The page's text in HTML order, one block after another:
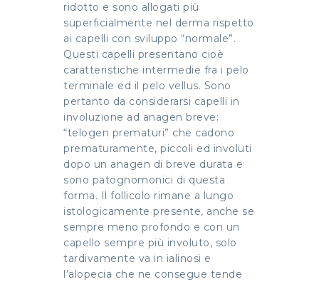
ridotto e sono allogati più
superficialmente nel derma rispetto
ai capelli con sviluppo “normale”.
Questi capelli presentano cioè
caratteristiche intermedie fra i pelo
terminale ed il pelo vellus. Sono
pertanto da considerarsi capelli in
involuzione ad anagen breve:
“telogen prematuri” che cadono
prematuramente, piccoli ed involuti
dopo un anagen di breve durata e
sono patognomonici di questa
forma. Il follicolo rimane a lungo
istologicamente presente, anche se
sempre meno profondo e con un
capello sempre più involuto, solo
tardivamente va in ialinosi e
l’alopecia che ne consegue tende